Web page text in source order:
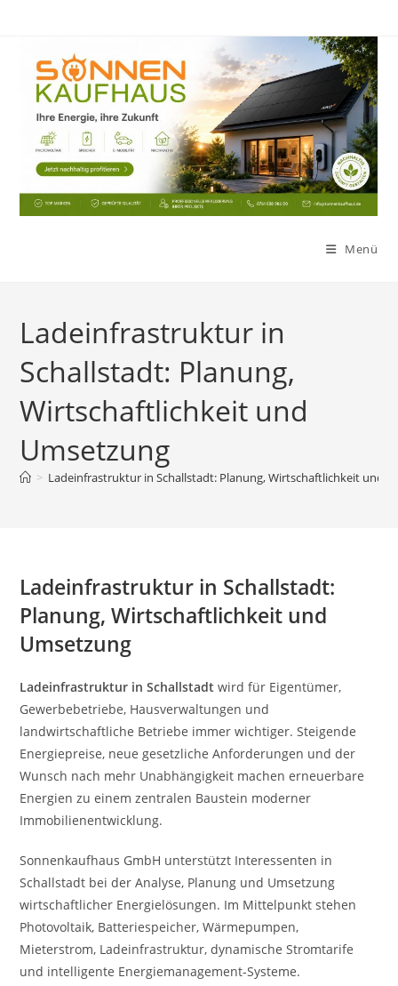
Menü
Ladeinfrastruktur in
Schallstadt: Planung,
Wirtschaftlichkeit und
Umsetzung
> Ladeinfrastruktur in Schallstadt: Planung, Wirtschaftlichkeit und
Ladeinfrastruktur in Schallstadt:
Planung, Wirtschaftlichkeit und
Umsetzung
Ladeinfrastruktur in Schallstadt wird für Eigentümer,
Gewerbebetriebe, Hausverwaltungen und
landwirtschaftliche Betriebe immer wichtiger. Steigende
Energiepreise, neue gesetzliche Anforderungen und der
Wunsch nach mehr Unabhängigkeit machen erneuerbare
Energien zu einem zentralen Baustein moderner
Immobilienentwicklung.
Sonnenkaufhaus GmbH unterstützt Interessenten in
Schallstadt bei der Analyse, Planung und Umsetzung
wirtschaftlicher Energielösungen. Im Mittelpunkt stehen
Photovoltaik, Batteriespeicher, Wärmepumpen,
Mieterstrom, Ladeinfrastruktur, dynamische Stromtarife
und intelligente Energiemanagement-Systeme.